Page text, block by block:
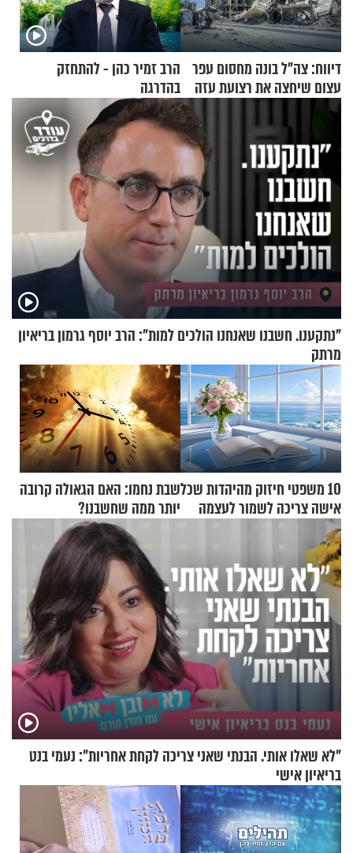
דיווח: צה"ל בונה מחסום עפר
עצום שיחצה את רצועת עזה
לשניים
הרב זמיר כהן - להתחזק
בהדרגה
"נתקענו. חשבנו שאנחנו הולכים למות": הרב יוסף גרמון בריאיון
מרתק
10 משפטי חיזוק מהיהדות שכל
אישה צריכה לשמור לעצמה
שבת נחמו: האם הגאולה קרובה
יותר ממה שחשבנו?
"לא שאלו אותי. הבנתי שאני צריכה לקחת אחריות": נעמי בנט
בריאיון אישי